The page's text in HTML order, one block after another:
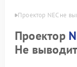
Проектор NEC не
Проектор
Не